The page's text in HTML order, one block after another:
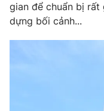
gian để chuẩn bị rất
dựng bối cảnh...